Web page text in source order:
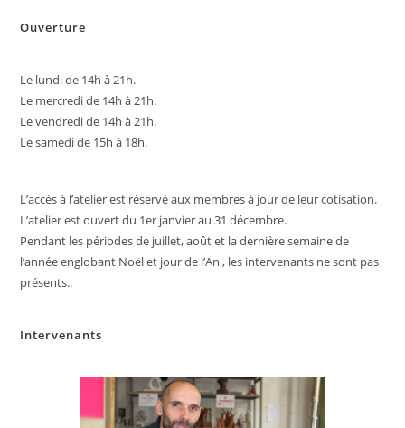
Ouverture
Le lundi de 14h à 21h.
Le mercredi de 14h à 21h.
Le vendredi de 14h à 21h.
Le samedi de 15h à 18h.
L’accès à l’atelier est réservé aux membres à jour de leur cotisation.
L’atelier est ouvert du 1er janvier au 31 décembre.
Pendant les périodes de juillet, août et la dernière semaine de
l’année englobant Noël et jour de l’An , les intervenants ne sont pas
présents..
Intervenants